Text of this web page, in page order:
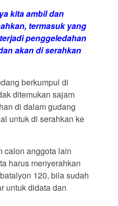
kita ambil dan
termasuk yang
penggeledahan
akan di serahkan
berkumpul di
ditemukan sajam
di dalam gudang
untuk di serahkan ke
calon anggota lain
harus menyerahkan
120, bila sudah
untuk didata dan